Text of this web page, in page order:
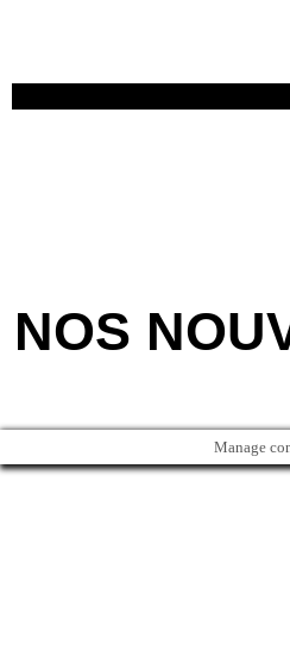
NOS
Manage